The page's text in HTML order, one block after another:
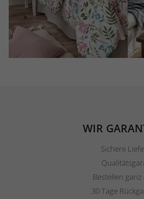
WIR
Sichere
Bestellen
30 Tage